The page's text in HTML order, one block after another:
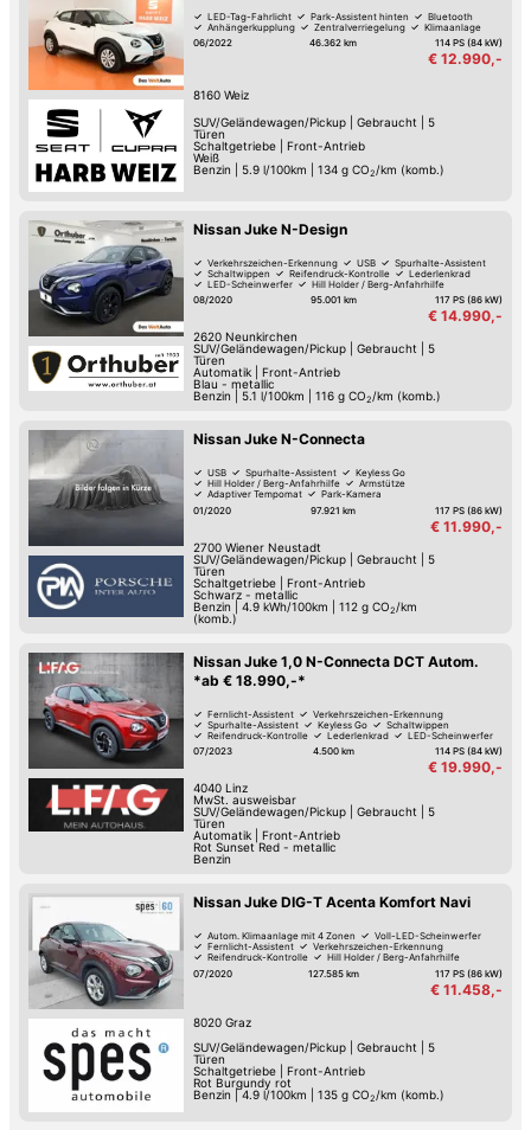
LED-Tag-Fahrlicht Park-Assistent hinten
Bluetooth
Anhängerkupplung
Zentralverriegelung
Klimaanlage
06/2022
46.362 km 114 PS (84 kW)
€ 12.990,-
8160 Weiz
SUV/Geländewagen/Pickup| Gebraucht|
5
Türen
Schaltgetriebe|
Front-Antrieb
Weiß
Benzin
5.9 l/100km 134 g CO2/km (komb.)
Nissan Juke N-Design
Verkehrszeichen-Erkennung USB
Spurhalte-Assistent
Schaltwippen
Reifendruck-Kontrolle
Lederlenkrad
LED-Scheinwerfer
Hill Holder / Berg-Anfahrhilfe
08/2020
95.001 km 117 PS (86 kW)
€ 14.990,-
2620 Neunkirchen
SUV/Geländewagen/Pickup| Gebraucht
5
Türen
Automatik| Front-Antrieb
Blau - metallic
Benzin
5.1 l/100km 116 g CO2 /km (komb.)
Nissan Juke N-Connecta
USB Spurhalte-Assistent
Keyless Go
Hill Holder / Berg-Anfahrhilfe
Armstütze
Adaptiver Tempomat
Park-Kamera
01/2020 97.921 km 117 PS (86 kW)
€ 11.990,-
2700 Wiener Neustadt
SUV/Geländewagen/Pickup| Gebraucht
5
Türen
Schaltgetriebe| Front-Antrieb
Schwarz - metallic
Benzin
4.9 kWh/100km 112 g CO2 /km
(komb.)
Nissan Juke 1,0 N-Connecta DCT Autom.
*ab € 18.990,-*
Fernlicht-Assistent
Verkehrszeichen-Erkennung
Spurhalte-Assistent
Keyless Go
Schaltwippen
Reifendruck-Kontrolle
Lederlenkrad
LED-Scheinwerfer
07/2023
4.500 km 114 PS (84 kW)
€ 19.990,-
4040 Linz
MwSt. ausweisbar
SUV/Geländewagen/Pickup| Gebraucht
5
Türen
Automatik| Front-Antrieb
Rot Sunset Red - metallic
Benzin
Nissan Juke DIG-T Acenta Komfort Navi
Autom. Klimaanlage mit 4 Zonen
Voll-LED-Scheinwerfer
Fernlicht-Assistent
Verkehrszeichen-Erkennung
Reifendruck-Kontrolle
Hill Holder / Berg-Anfahrhilfe
07/2020 127.585 km 117 PS (86 kW)
€ 11.458,-
8020 Graz
SUV/Geländewagen/Pickup| Gebraucht
5
Türen
Schaltgetriebe| Front-Antrieb
Rot Burgundy rot
Benzin |4.9 l/100km 135 g CO2 /km (komb.)